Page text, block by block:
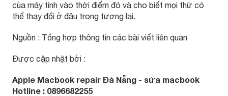
của máy tính vào thời điểm đó và cho biết mọi thứ có
thể thay đổi ở đâu trong tương lai.
Nguồn : Tổng hợp thông tin các bài viết liên quan
Được cập nhật bởi :
Apple Macbook repair Đà Nẵng - sửa macbook
Hotline : 0896682255